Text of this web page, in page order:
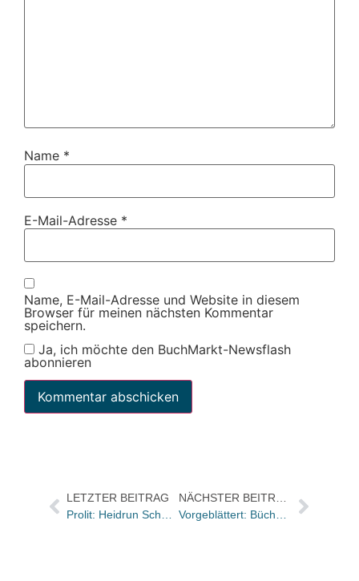
Name *
E-Mail-Adresse *
Name, E-Mail-Adresse und Website in diesem
Browser für meinen nächsten Kommentar
speichern.
Ja, ich möchte den BuchMarkt-Newsflash
abonnieren
LETZTER BEITRAG